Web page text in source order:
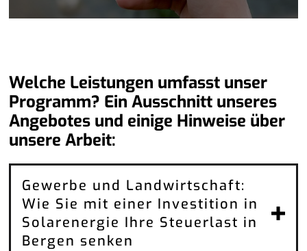
Welche Leistungen umfasst unser
Programm? Ein Ausschnitt unseres
Angebotes und einige Hinweise über
unsere Arbeit:
Gewerbe und Landwirtschaft:
Wie Sie mit einer Investition in
Solarenergie Ihre Steuerlast in
Bergen senken